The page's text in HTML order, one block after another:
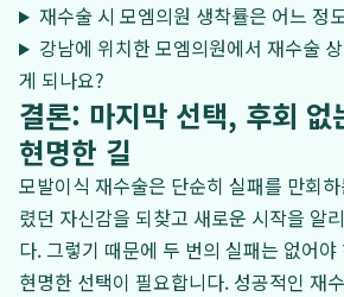
재수술 시 모엠의원 생착률은 어느 정
강남에 위치한 모엠의원에서 재수술
게 되나요?
결론: 마지막 선택, 후회 없
현명한 길
모발이식 재수술은 단순히 실패를 만회
렸던 자신감을 되찾고 새로운 시작을 알
다. 그렇기 때문에 두 번의 실패는 없어
현명한 선택이 필요합니다. 성공적인 재